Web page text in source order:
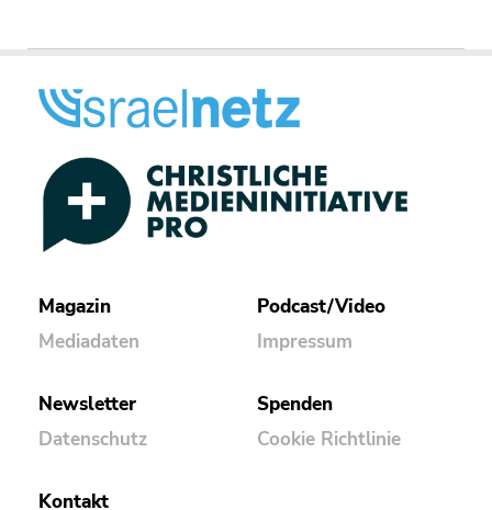
Magazin
Mediadaten
Podcast/Video
Impressum
Newsletter
Datenschutz
Spenden
Cookie Richtlinie
Kontakt